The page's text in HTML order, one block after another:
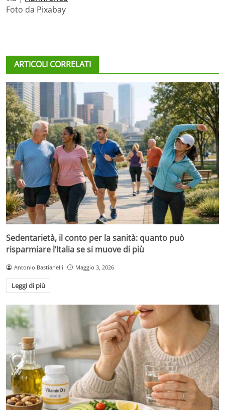
Foto da Pixabay
ARTICOLI CORRELATI
Sedentarietà, il conto per la sanità: quanto può
risparmiare l’Italia se si muove di più
Antonio Bastianelli Maggio 3, 2026
Leggi di più